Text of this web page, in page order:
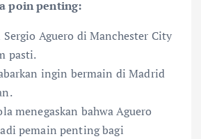
poin penting:
Sergio Aguero di Manchester City
pasti.
ingin bermain di Madrid
menegaskan bahwa Aguero
pemain penting bagi